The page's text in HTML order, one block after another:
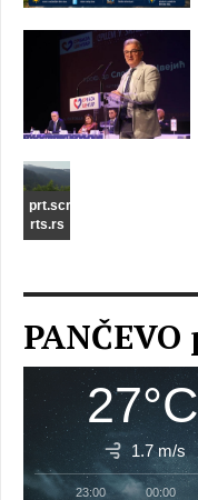
prt.scr
rts.rs
27°C
1.7 m/s
23:00 00:00